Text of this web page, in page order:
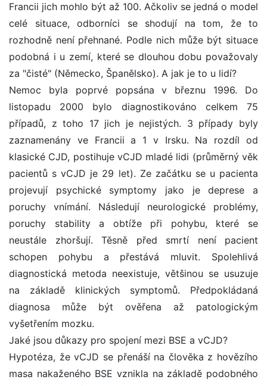
Francii jich mohlo být až 100. Ačkoliv se jedná o model
celé situace, odborníci se shodují na tom, že to
rozhodně není přehnané. Podle nich může být situace
podobná i u zemí, které se dlouhou dobu považovaly
za "čisté" (Německo, Španělsko). A jak je to u lidí?
Nemoc byla poprvé popsána v březnu 1996. Do
listopadu 2000 bylo diagnostikováno celkem 75
případů, z toho 17 jich je nejistých. 3 případy byly
zaznamenány ve Francii a 1 v Irsku. Na rozdíl od
klasické CJD, postihuje vCJD mladé lidi (průměrný věk
pacientů s vCJD je 29 let). Ze začátku se u pacienta
projevují psychické symptomy jako je deprese a
poruchy vnímání. Následují neurologické problémy,
poruchy stability a obtíže při pohybu, které se
neustále zhoršují. Těsně před smrtí není pacient
schopen pohybu a přestává mluvit. Spolehlivá
diagnostická metoda neexistuje, většinou se usuzuje
na základě klinických symptomů. Předpokládaná
diagnosa může být ověřena až patologickým
vyšetřením mozku.
Jaké jsou důkazy pro spojení mezi BSE a vCJD?
Hypotéza, že vCJD se přenáší na člověka z hovězího
masa nakaženého BSE vznikla na základě podobného